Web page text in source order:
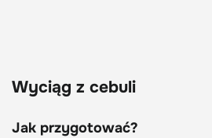
Wyciąg z cebuli
Jak przygotować?